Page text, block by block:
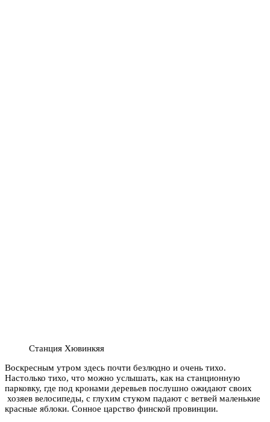
Станция Хювинкяя
Воскресным утром здесь почти безлюдно и очень тихо.
Настолько тихо, что можно услышать, как на станционную
парковку, где под кронами деревьев послушно ожидают своих
хозяев велосипеды, с глухим стуком падают с ветвей маленькие
красные яблоки. Сонное царство финской провинции.